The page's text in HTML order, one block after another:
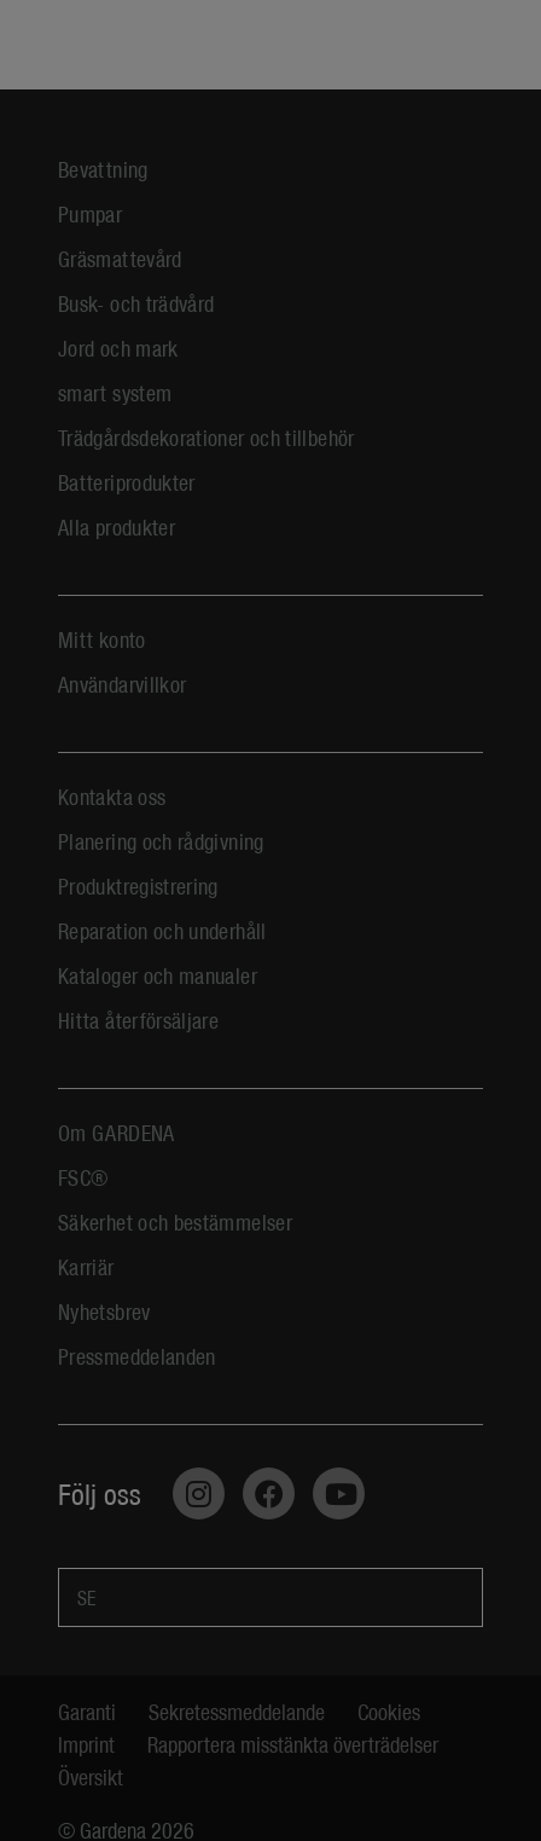
Bevattning
Pumpar
Gräsmattevård
Busk- och trädvård
Jord och mark
smart system
Trädgårdsdekorationer och tillbehör
Batteriprodukter
Alla produkter
Mitt konto
Användarvillkor
Kontakta oss
Planering och rådgivning
Produktregistrering
Reparation och underhåll
Kataloger och manualer
Hitta återförsäljare
Om GARDENA
FSC®
Säkerhet och bestämmelser
Karriär
Nyhetsbrev
Pressmeddelanden
Följ oss
SE
Garanti Sekretessmeddelande
Cookies
Imprint
Rapportera misstänkta överträdelser
Översikt
© Gardena 2026